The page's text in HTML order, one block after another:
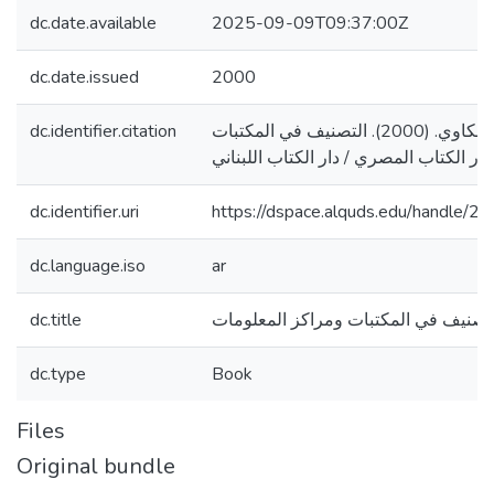
dc.date.available 2025-09-09T09:37:00Z
dc.date.issued 2000
dc.identifier.citation عودة، محمد مسكاوي. (2000). التصنيف في المكتبات
dc.identifier.uri https://dspace.alquds.edu/handle/
dc.language.iso ar
dc.title في المكتبات ومراكز المعلومات
dc.type Book
Files
Original bundle